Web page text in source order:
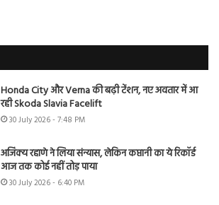
Honda City और Verna की बढ़ी टेंशन, नए अवतार में आ
रही Skoda Slavia Facelift
30 July 2026 - 7:48 PM
अजिंक्य रहाणे ने लिया संन्यास, लेकिन कप्तानी का ये रिकॉर्ड
आज तक कोई नहीं तोड़ पाया
30 July 2026 - 6:40 PM